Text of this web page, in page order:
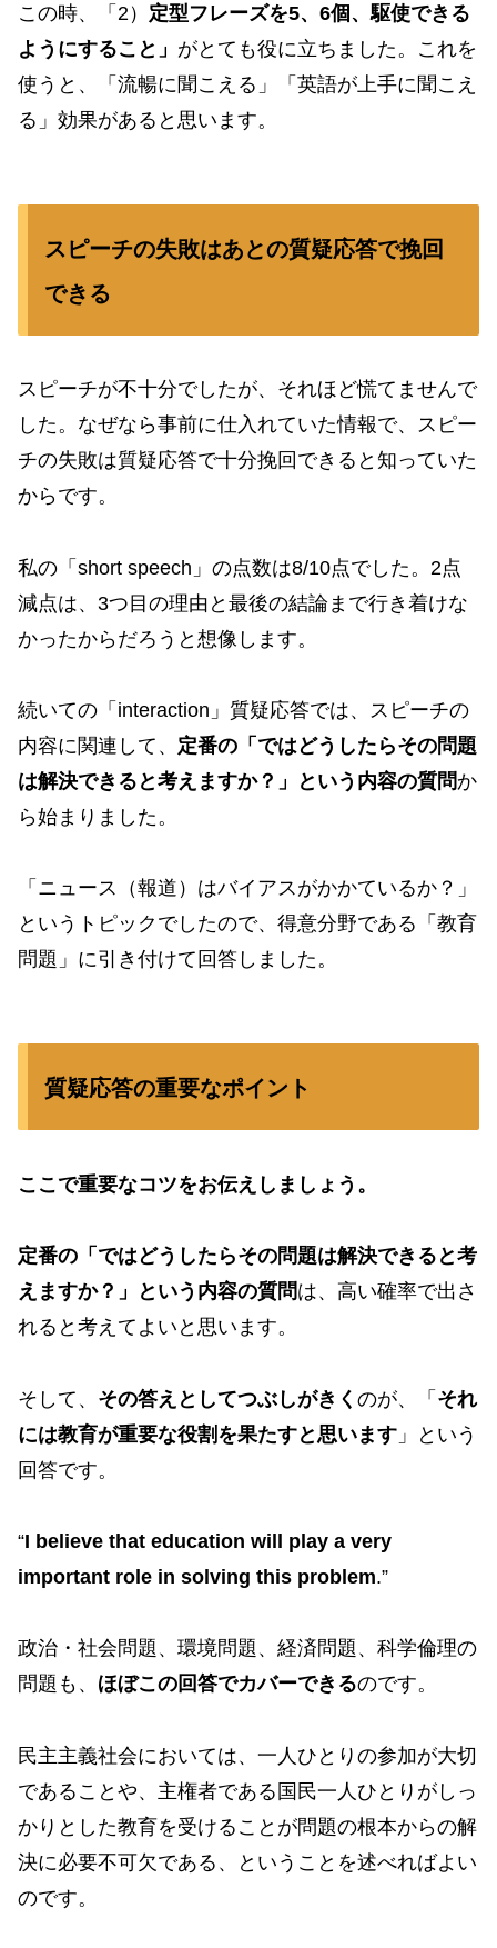
この時、「2） 定型フレーズを5、6個、駆使できる
ようにすること」 がとても役に立ちました。これを
使うと、「流暢に聞こえる」「英語が上手に聞こえ
る」効果があると思います。
スピーチの失敗はあとの質疑応答で挽回
できる
スピーチが不十分でしたが、それほど慌てませんで
した。なぜなら事前に仕入れていた情報で、スピー
チの失敗は質疑応答で十分挽回できると知っていた
からです。
私の「short speech」の点数は8/10点でした。2点
減点は、3つ目の理由と最後の結論まで行き着けな
かったからだろうと想像します。
続いての「interaction」質疑応答では、スピーチの
内容に関連して、 定番の「ではどうしたらその問題
は解決できると考えますか？」という内容の質問か
ら始まりました。
「ニュース（報道）はバイアスがかかているか？」
というトピックでしたので、得意分野である「教育
問題」に引き付けて回答しました。
質疑応答の重要なポイント
ここで重要なコツをお伝えしましょう。
定番の「ではどうしたらその問題は解決できると考
えますか？」という内容の質問は、高い確率で出さ
れると考えてよいと思います。
そして、 その答えとしてつぶしがきく のが、「 それ
には教育が重要な役割を果たすと思います 」という
回答です。
“I believe that education will play a very
important role in solving this problem.”
政治・社会問題、環境問題、経済問題、科学倫理の
問題も、 ほぼこの回答でカバーできるのです。
民主主義社会においては、一人ひとりの参加が大切
であることや、主権者である国民一人ひとりがしっ
かりとした教育を受けることが問題の根本からの解
決に必要不可欠である、ということを述べればよい
のです。